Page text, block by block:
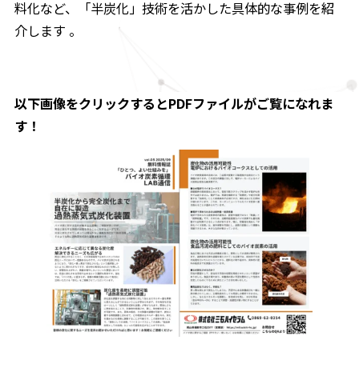
料化など、「半炭化」技術を活かした具体的な事例を紹
介します 。
以下画像をクリックするとPDFファイルがご覧になれま
す！